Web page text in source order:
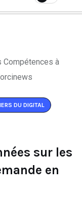
DU DIGITAL
sur les
en